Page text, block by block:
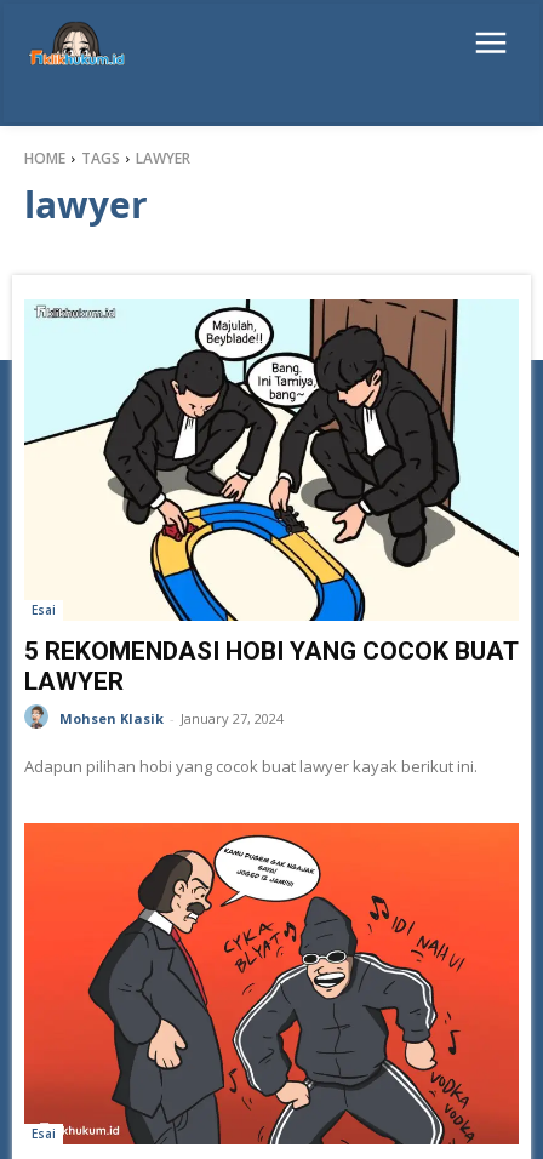
HOME TAGS LAWYER
lawyer
Esai
5 REKOMENDASI HOBI YANG COCOK BUAT
LAWYER
Mohsen Klasik - January 27, 2024
Adapun pilihan hobi yang cocok buat lawyer kayak berikut ini.
Esai